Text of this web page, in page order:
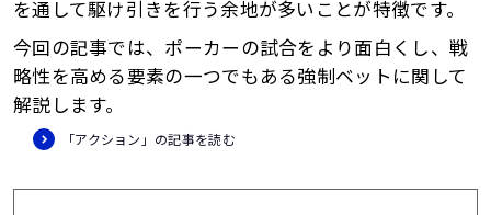
を通して駆け引きを行う余地が多いことが特徴です。
今回の記事では、ポーカーの試合をより面白くし、戦
略性を高める要素の一つでもある強制ベットに関して
解説します。
「アクション」の記事を読む